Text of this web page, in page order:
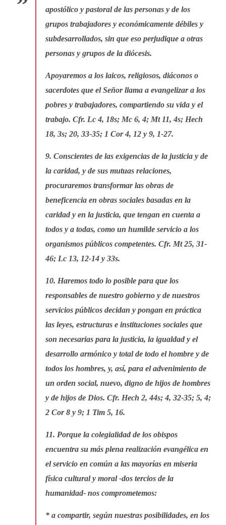
apostólico y pastoral de las personas y de los
grupos trabajadores y económicamente débiles y
subdesarrollados, sin que eso perjudique a otras
personas y grupos de la diócesis.
Apoyaremos a los laicos, religiosos, diáconos o
sacerdotes que el Señor llama a evangelizar a los
pobres y trabajadores, compartiendo su vida y el
trabajo. Cfr. Lc 4, 18s; Mc 6, 4; Mt 11, 4s; Hech
18, 3s; 20, 33-35; 1 Cor 4, 12 y 9, 1-27.
9. Conscientes de las exigencias de la justicia y de
la caridad, y de sus mutuas relaciones,
procuraremos transformar las obras de
beneficencia en obras sociales basadas en la
caridad y en la justicia, que tengan en cuenta a
todos y a todas, como un humilde servicio a los
organismos públicos competentes. Cfr. Mt 25, 31-
46; Lc 13, 12-14 y 33s.
10. Haremos todo lo posible para que los
responsables de nuestro gobierno y de nuestros
servicios públicos decidan y pongan en práctica
las leyes, estructuras e instituciones sociales que
son necesarias para la justicia, la igualdad y el
desarrollo armónico y total de todo el hombre y de
todos los hombres, y, así, para el advenimiento de
un orden social, nuevo, digno de hijos de hombres
y de hijos de Dios. Cfr. Hech 2, 44s; 4, 32-35; 5, 4;
2 Cor 8 y 9; 1 Tim 5, 16.
11. Porque la colegialidad de los obispos
encuentra su más plena realización evangélica en
el servicio en común a las mayorías en miseria
física cultural y moral -dos tercios de la
humanidad- nos comprometemos:
* a compartir, según nuestras posibilidades, en los